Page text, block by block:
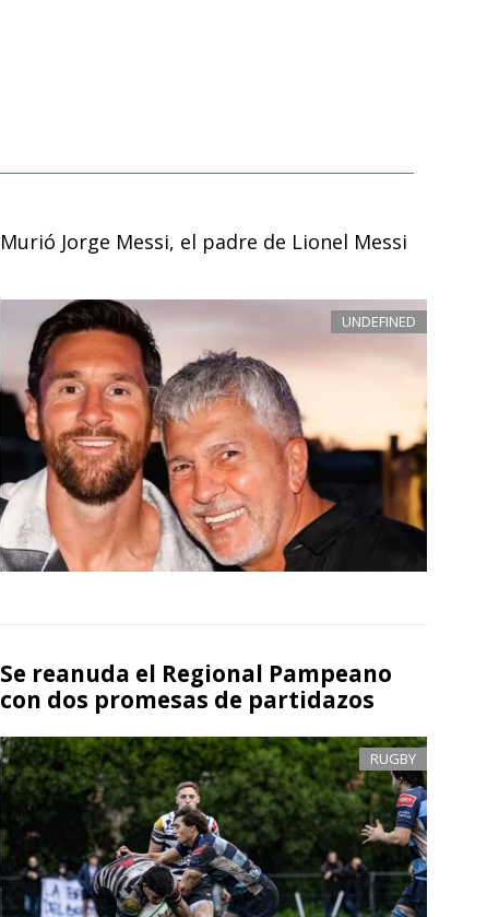
Murió Jorge Messi, el padre de Lionel Messi
UNDEFINED
Se reanuda el Regional Pampeano
con dos promesas de partidazos
RUGBY